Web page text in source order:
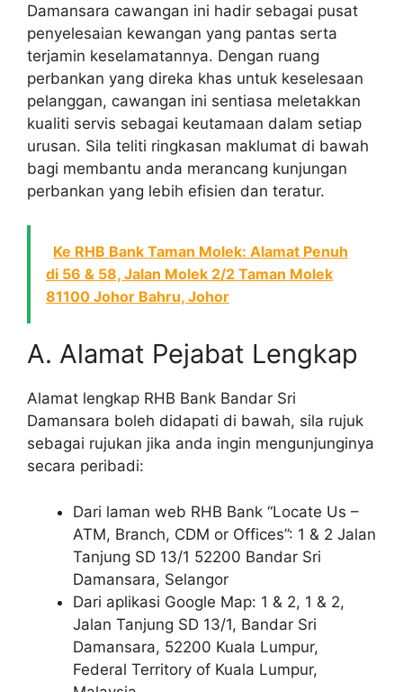
Damansara cawangan ini hadir sebagai pusat
penyelesaian kewangan yang pantas serta
terjamin keselamatannya. Dengan ruang
perbankan yang direka khas untuk keselesaan
pelanggan, cawangan ini sentiasa meletakkan
kualiti servis sebagai keutamaan dalam setiap
urusan. Sila teliti ringkasan maklumat di bawah
bagi membantu anda merancang kunjungan
perbankan yang lebih efisien dan teratur.
Ke RHB Bank Taman Molek: Alamat Penuh
di 56 & 58, Jalan Molek 2/2 Taman Molek
81100 Johor Bahru, Johor
A. Alamat Pejabat Lengkap
Alamat lengkap RHB Bank Bandar Sri
Damansara boleh didapati di bawah, sila rujuk
sebagai rujukan jika anda ingin mengunjunginya
secara peribadi:
Dari laman web RHB Bank “Locate Us –
ATM, Branch, CDM or Offices”: 1 & 2 Jalan
Tanjung SD 13/1 52200 Bandar Sri
Damansara, Selangor
Dari aplikasi Google Map: 1 & 2, 1 & 2,
Jalan Tanjung SD 13/1, Bandar Sri
Damansara, 52200 Kuala Lumpur,
Federal Territory of Kuala Lumpur,